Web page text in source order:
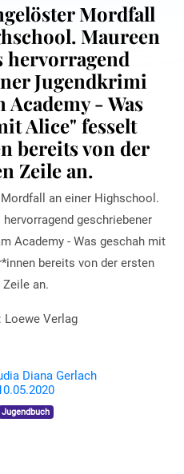
Mordfall
Maureen
hervorragend
Jugendkrimi
- Was
Alice" fesselt
bereits von der
Zeile an.
an einer Highschool.
geschriebener
Academy - Was geschah mit
bereits von der ersten
Zeile an.
Loewe Verlag
Diana Gerlach
Jugendbuch